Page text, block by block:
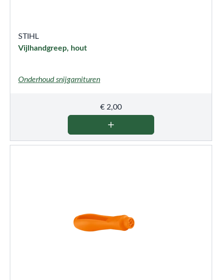
STIHL
Vijlhandgreep, hout
Onderhoud snijgarnituren
€ 2,00